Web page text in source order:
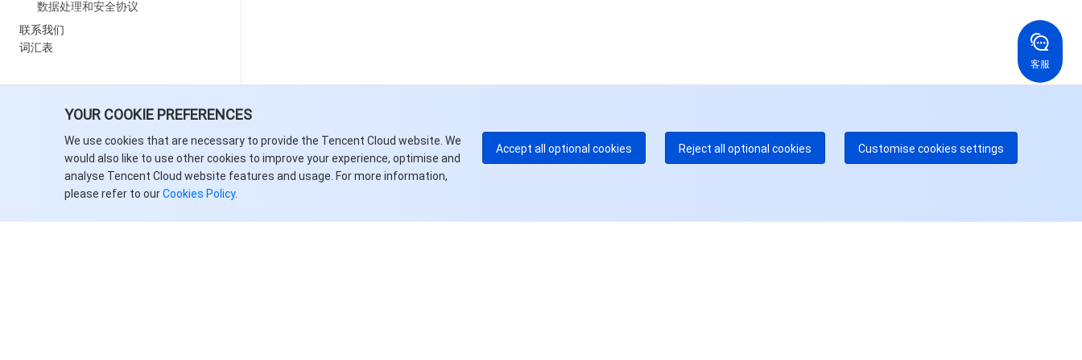
YOUR COOKIE PREFERENCES
We use cookies that are necessary to provide the Tencent Cloud website. We
would also like to use other cookies to improve your experience, optimise and
analyse Tencent Cloud website features and usage. For more information,
please refer to ourCookies Policy.
Accept all optional cookies Reject all optional cookies Customise cookies settings
数据处理和安全协议
联系我们
词汇表
客服
EdgeOne 热线
付费